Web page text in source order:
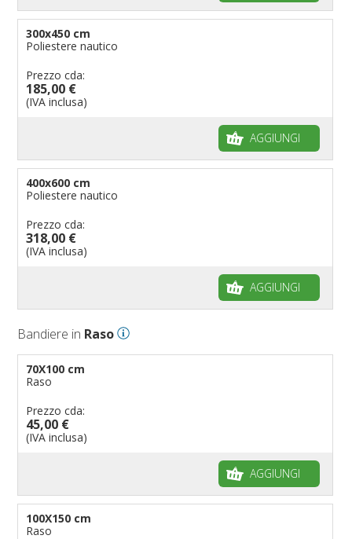
300x450 cm
Poliestere nautico
Prezzo cda:
185,00 €
(IVA inclusa)
AGGIUNGI
400x600 cm
Poliestere nautico
Prezzo cda:
318,00 €
(IVA inclusa)
AGGIUNGI
Bandiere in Raso
70X100 cm
Raso
Prezzo cda:
45,00 €
(IVA inclusa)
AGGIUNGI
100X150 cm
Raso